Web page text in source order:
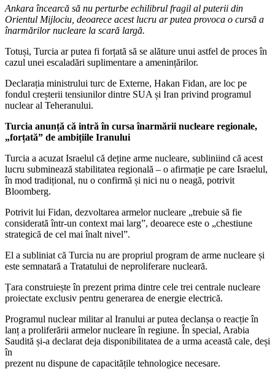
Ankara încearcă să nu perturbe echilibrul fragil al puterii din
Orientul Mijlociu, deoarece acest lucru ar putea provoca o cursă a
înarmărilor nucleare la scară largă.
Totuși, Turcia ar putea fi forțată să se alăture unui astfel de proces în
cazul unei escaladări suplimentare a amenințărilor.
Declarația ministrului turc de Externe, Hakan Fidan, are loc pe
fondul creșterii tensiunilor dintre SUA și Iran privind programul
nuclear al Teheranului.
Turcia anunță că intră în cursa înarmării nucleare regionale,
„forțată” de ambițiile Iranului
Turcia a acuzat Israelul că deține arme nucleare, subliniind că acest
lucru subminează stabilitatea regională – o afirmație pe care Israelul,
în mod tradițional, nu o confirmă și nici nu o neagă, potrivit
Bloomberg.
Potrivit lui Fidan, dezvoltarea armelor nucleare „trebuie să fie
considerată într-un context mai larg”, deoarece este o „chestiune
strategică de cel mai înalt nivel”.
El a subliniat că Turcia nu are propriul program de arme nucleare și
este semnatară a Tratatului de neproliferare nucleară.
Țara construiește în prezent prima dintre cele trei centrale nucleare
proiectate exclusiv pentru generarea de energie electrică.
Programul nuclear militar al Iranului ar putea declanșa o reacție în
lanț a proliferării armelor nucleare în regiune. În special, Arabia
Saudită și-a declarat deja disponibilitatea de a urma această cale, deși
în
prezent nu dispune de capacitățile tehnologice necesare.